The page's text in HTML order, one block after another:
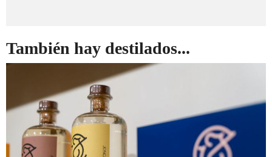
También hay destilados...